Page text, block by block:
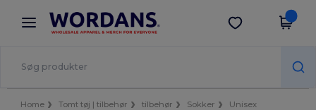
× Wordans-app
Bedre priser i appen!
Hent app
Home Tomt tøj | tilbehør tilbehør Sokker
Unisex